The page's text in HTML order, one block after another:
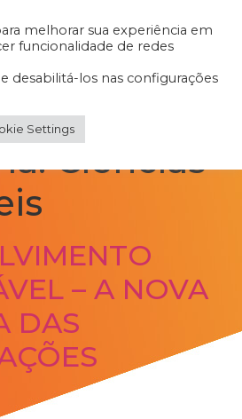
Portal do Professor Portal do Coordenador
Ciências
– A NOVA
DAS
melhorar sua experiência em
funcionalidade de redes
desabilitá-los nas configurações
Settings